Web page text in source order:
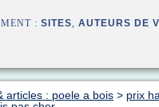
: SITES, AUTEURS DE
articles : poele a bois > prix